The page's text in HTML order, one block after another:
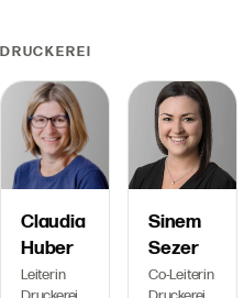
DRUCKEREI
Claudia
Huber
Leiterin
Sinem
Sezer
Co-Leiterin